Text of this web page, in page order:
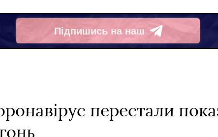
Підпишись на наш
Telegram
перестали